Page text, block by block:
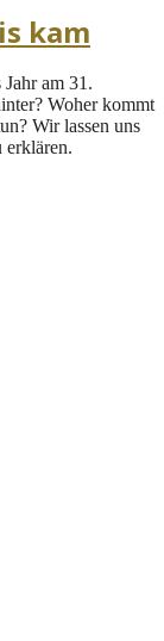
kam
am 31.
Woher kommt
Wir lassen uns
erklären.